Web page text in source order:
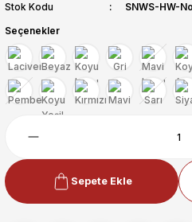
Stok Kodu
SNWS-HW-
Seçenekler
Sepete Ekle